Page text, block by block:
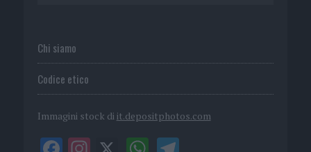
Chi siamo
Codice etico
Immagini stock di it.depositphotos.com